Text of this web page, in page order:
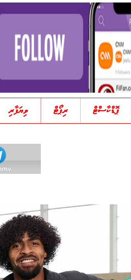
ޕޮޑްކާސްޓް ރިޕޯޓް ވިޔަފާރި